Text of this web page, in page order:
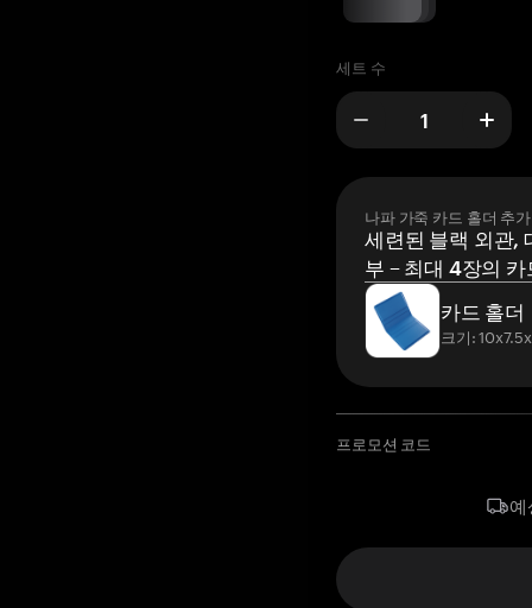
세트 수
나파 가죽 카드 홀더 추가
세련된 블랙 외관,
부 – 최대 4장의
카드 홀더
크기:
프로모션 코드
예